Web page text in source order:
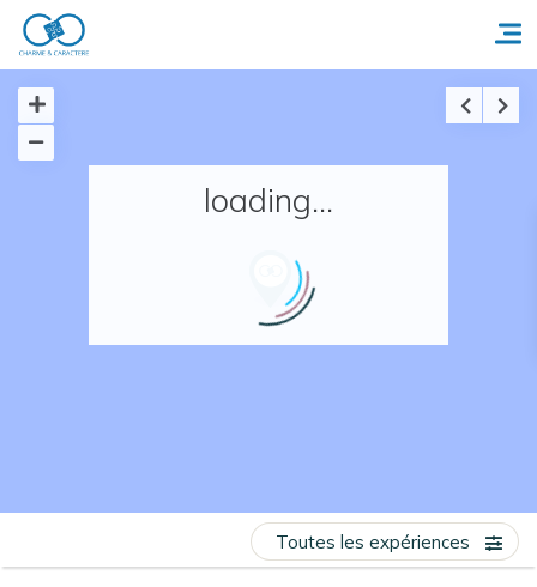
Accueil
Nos adresses en France
loading...
Toutes les expériences